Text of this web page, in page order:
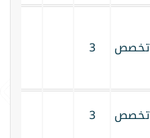
تخصص 3
تخصص 3